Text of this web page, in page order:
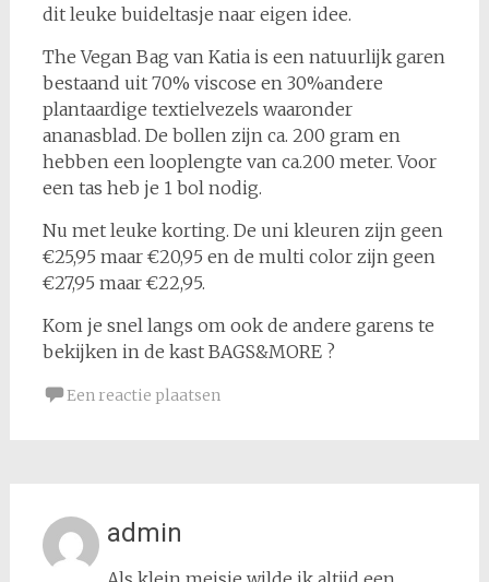
dit leuke buideltasje naar eigen idee.
The Vegan Bag van Katia is een natuurlijk garen
bestaand uit 70% viscose en 30%andere
plantaardige textielvezels waaronder
ananasblad. De bollen zijn ca. 200 gram en
hebben een looplengte van ca.200 meter. Voor
een tas heb je 1 bol nodig.
Nu met leuke korting. De uni kleuren zijn geen
€25,95 maar €20,95 en de multi color zijn geen
€27,95 maar €22,95.
Kom je snel langs om ook de andere garens te
bekijken in de kast BAGS&MORE ?
Een reactie plaatsen
admin